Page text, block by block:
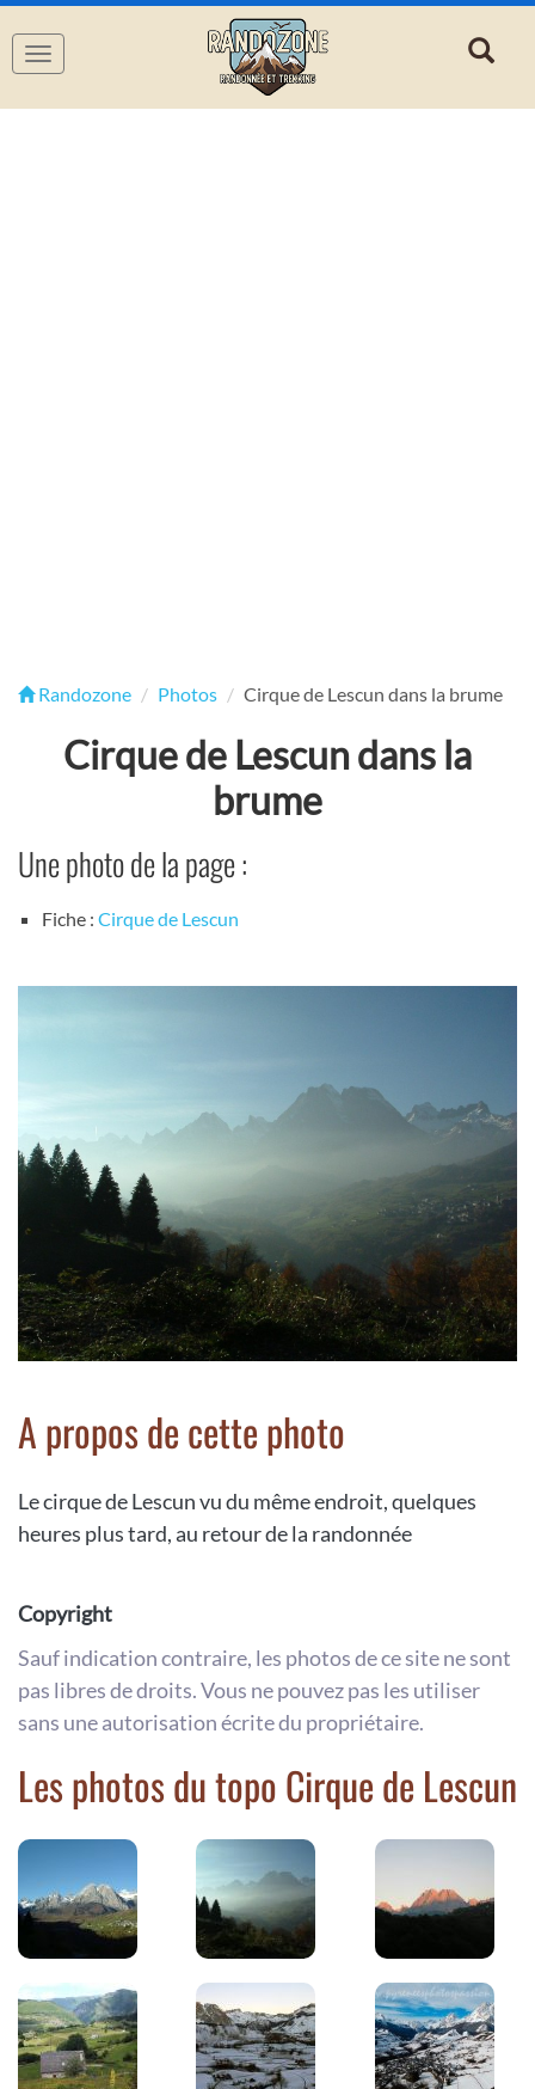
Navigation
Randozone Photos Cirque de Lescun dans la brume
Cirque de Lescun dans la
brume
Une photo de la page :
Fiche : Cirque de Lescun
A propos de cette photo
Le cirque de Lescun vu du même endroit, quelques
heures plus tard, au retour de la randonnée
Copyright
Sauf indication contraire, les photos de ce site ne sont
pas libres de droits. Vous ne pouvez pas les utiliser
sans une autorisation écrite du propriétaire.
Les photos du topo Cirque de Lescun